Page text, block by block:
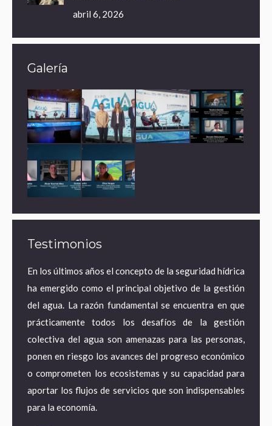
abril 6, 2026
Galería
Testimonios
En los últimos años el concepto de la seguridad hídrica
ha emergido como el principal objetivo de la gestión
del agua. La razón fundamental se encuentra en que
prácticamente todos los desafíos de la gestión
colectiva del agua son amenazas para las personas,
ponen en riesgo los avances del progreso económico
o comprometen los ecosistemas y su capacidad para
aportar los flujos de servicios que son indispensables
para la economía.